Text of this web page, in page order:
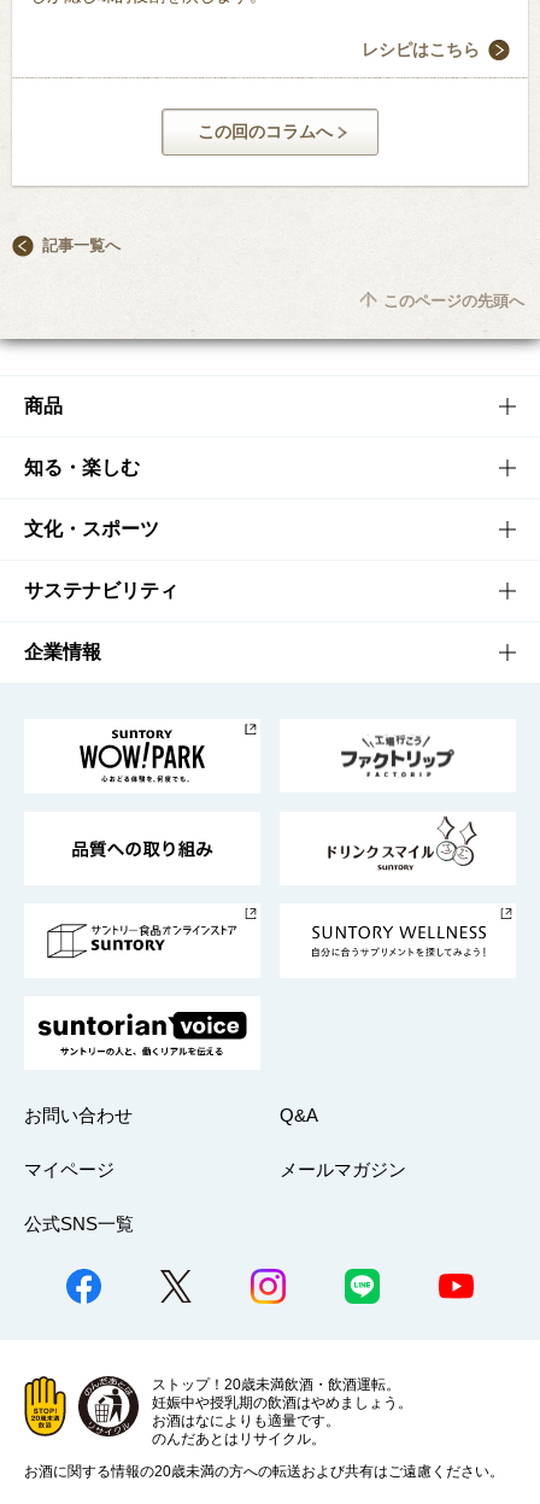
レシピはこちら
この回のコラムへ
記事一覧へ
このページの先頭へ
商品
商品TOP
商品一覧
商品発売情報
栄養成分一覧
知る・楽しむ
知る・楽しむTOP
キャンペーン
工場見学
地域情報
文化・スポーツ
文化・スポーツTOP
サントリーホール
サントリーサンバーズ大阪
サステナビリティ
サステナビリティTOP
サントリーが考えるサステナビリティ経営
企業情報
企業概要
採用情報
お問い合わせ Q&A
マイページ メールマガジン
公式SNS一覧
ストップ！20歳未満飲酒・飲酒運転。
妊娠中や授乳期の飲酒はやめましょう。
お酒はなによりも適量です。
のんだあとはリサイクル。
お酒に関する情報の20歳未満の方への転送および共有はご遠慮ください。